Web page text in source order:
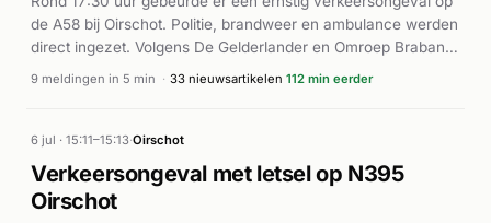
de A58 bij Oirschot. Politie, brandweer en ambulance werden
direct ingezet. Volgens De Gelderlander en Omroep Brabant
botsten meerdere auto's op elkaar, waarbij twee voertuigen
vervoerd. Een van de gewonden had nekklachten en kon niet
zelfstandig uit de auto komen. De hulpdiensten waren snel
ter plaatse om de gewonden te helpen en de situatie veilig te
stellen.
9 meldingen in 5 min · 33 nieuwsartikelen 112 min eerder
6 jul · 15:11–15:13·Oirschot
Verkeersongeval met letsel op N395
Oirschot